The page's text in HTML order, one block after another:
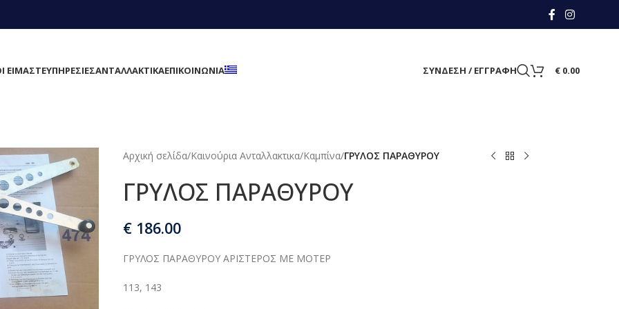
ΕΙΜΑΣΤΕΥΠΗΡΕΣΙΕΣΑΝΤΑΛΛΑΚΤΙΚΑΕΠΙΚΟΙΝΩΝΙΑ ΣΥΝΔΕΣΗ / ΕΓΓΡΑΦΗ €0.00
Αρχική σελίδα/Καινούρια Ανταλλακτικα/Καμπίνα/ΓΡΥΛΟΣ ΠΑΡΑΘΥΡΟΥ
ΓΡΥΛΟΣ ΠΑΡΑΘΥΡΟΥ
€186.00
ΓΡΥΛΟΣ ΠΑΡΑΘΥΡΟΥ ΑΡΙΣΤΕΡΟΣ ΜΕ ΜΟΤΕΡ
113, 143